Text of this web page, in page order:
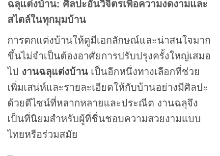
ฉลุแต่งบ้าน: ศิลปะอันวิจิตรเพื่อความงดงามและ
สไตล์ในทุกมุมบ้าน
การตกแต่งบ้านให้ดูมีเอกลักษณ์และน่าสนใจมาก
ขึ้นไม่จำเป็นต้องอาศัยการปรับปรุงครั้งใหญ่เสมอ
ไป งานฉลุแต่งบ้าน เป็นอีกหนึ่งทางเลือกที่ช่วย
เพิ่มเสน่ห์และรายละเอียดให้กับบ้านอย่างมีศิลปะ
ด้วยดีไซน์ที่หลากหลายและประณีต งานฉลุจึง
เป็นที่นิยมสำหรับผู้ที่ชื่นชอบความสวยงามแบบ
ไทยหรือร่วมสมัย